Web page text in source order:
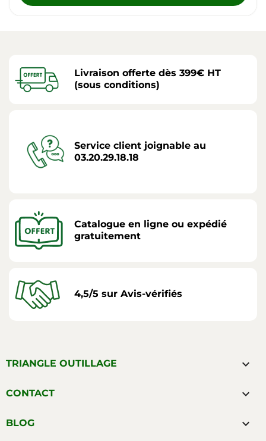
Livraison offerte dès 399€ HT
(sous conditions)
Service client joignable au
03.20.29.18.18
Catalogue en ligne ou expédié
gratuitement
4,5/5 sur Avis-vérifiés
TRIANGLE OUTILLAGE 
CONTACT 
BLOG 